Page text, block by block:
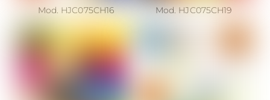
Mod. HJC075CH16 Mod. HJC075CH19